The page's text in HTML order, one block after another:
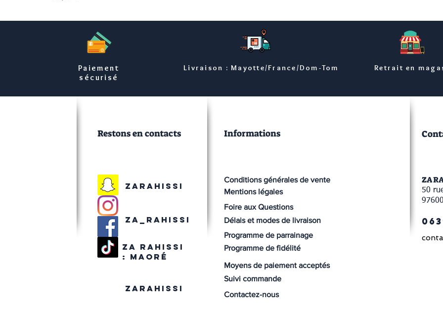
Paiement
sécurisé
Livraison : Mayotte/France/Dom-Tom Retrait en
Conditions générales de vente
Restons en contacts
Zarahissi
Mentions légales
Informations
Foire aux Questions
Délais et modes de livraison
Zarahissi
Programme de parrainage
Za rahissi
: maoré
Moyens de paiement acceptés
Contactez-nous
Programme de fidélité
Za_rahissi
Suivi commande
ZA
50